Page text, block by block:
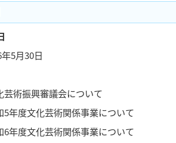
5月30日
術振興審議会について
年度文化芸術関係事業について
年度文化芸術関係事業について